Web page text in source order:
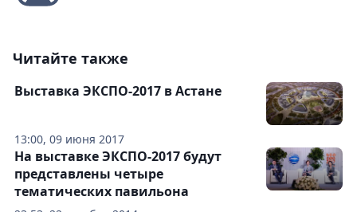
Читайте также
13:00, 09 июня 2017
Выставка ЭКСПО-2017 в Астане
На выставке ЭКСПО-2017 будут
представлены четыре
тематических павильона